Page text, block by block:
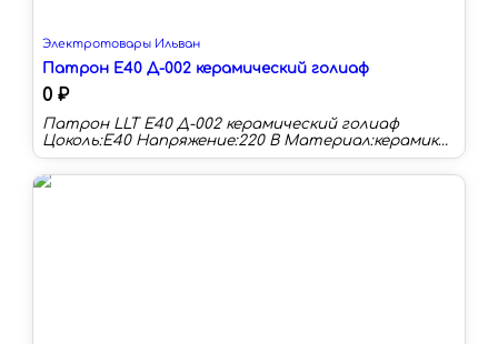
Электротовары Ильван
Патрон Е40 Д-002 керамический голиаф
0 ₽
Патрон LLT Е40 Д-002 керамический голиаф
Цоколь:E40 Напряжение:220 В Материал:керамика
Тип лампы:светодиодная/накаливания/
энергосберегающая